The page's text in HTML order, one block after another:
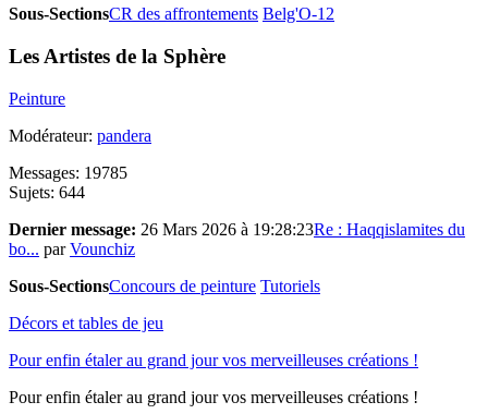
Sous-SectionsCR des affrontements Belg'O-12
Les Artistes de la Sphère
Peinture
Modérateur: pandera
Messages: 19785
Sujets: 644
Dernier message: 26 Mars 2026 à 19:28:23Re : Haqqislamites du
bo... parVounchiz
Sous-SectionsConcours de peinture Tutoriels
Décors et tables de jeu
Pour enfin étaler au grand jour vos merveilleuses créations !
Pour enfin étaler au grand jour vos merveilleuses créations !